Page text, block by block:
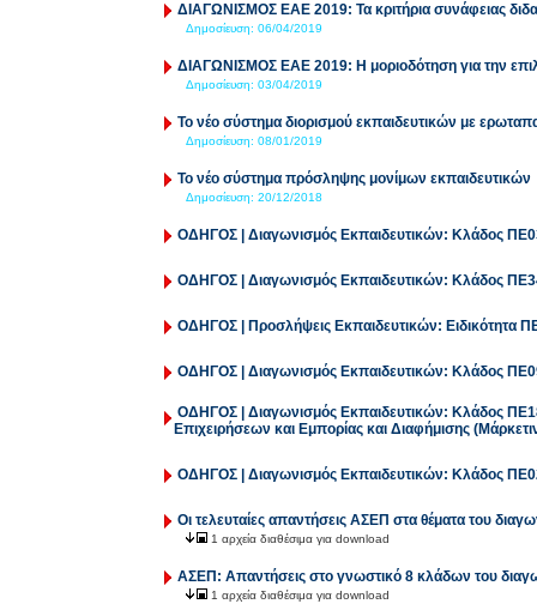
ΔΙΑΓΩΝΙΣΜΟΣ ΕΑΕ 2019: Τα κριτήρια συνάφειας
Δημοσίευση: 06/04/2019
ΔΙΑΓΩΝΙΣΜΟΣ ΕΑΕ 2019: Η μοριοδότηση για την
Δημοσίευση: 03/04/2019
Το νέο σύστημα διορισμού εκπαιδευτικών με
Δημοσίευση: 08/01/2019
To νέο σύστημα πρόσληψης μονίμων εκπαιδευτικών
Δημοσίευση: 20/12/2018
ΟΔΗΓΟΣ | Διαγωνισμός Εκπαιδευτικών: Κλάδος
ΟΔΗΓΟΣ | Διαγωνισμός Εκπαιδευτικών: Κλάδος
ΟΔΗΓΟΣ | Προσλήψεις Εκπαιδευτικών: Ειδικότητα
ΟΔΗΓΟΣ | Διαγωνισμός Εκπαιδευτικών: Κλάδος
ΟΔΗΓΟΣ | Διαγωνισμός Εκπαιδευτικών: Κλάδος
Επιχειρήσεων και Εμπορίας και Διαφήμισης
ΟΔΗΓΟΣ | Διαγωνισμός Εκπαιδευτικών: Κλάδος
Οι τελευταίες απαντήσεις ΑΣΕΠ στα θέματα του
1 αρχεία διαθέσιμα για download
AΣΕΠ: Απαντήσεις στο γνωστικό 8 κλάδων του
1 αρχεία διαθέσιμα για download